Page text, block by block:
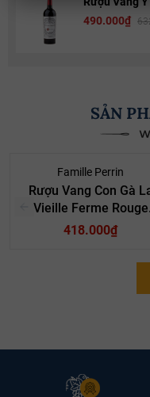
490.000₫
SẢN
Famille Perrin
Rượu Vang Con Gà
Vieille Ferme Rouge
2023
418.000₫